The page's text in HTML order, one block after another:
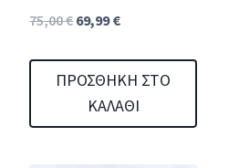
75,00€Original
was:
75,00 €.
69,99€Η
τιμή
είναι:
ΠΡΟΣΘΉΚΗ ΣΤΟ
ΚΑΛΆΘΙ